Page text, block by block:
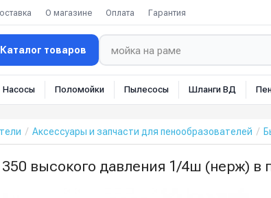
О магазине Оплата Гарантия
Каталог товаров
Насосы Поломойки Пылесосы Шланги ВД
Аксессуары и запчасти для пенообразователей
350 высокого давления 1/4ш (нерж) в